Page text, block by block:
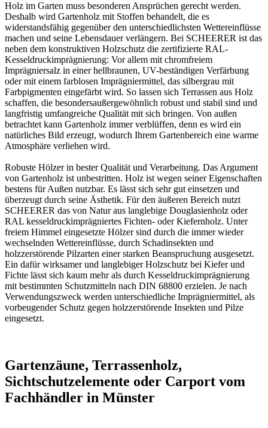
Holz im Garten muss besonderen Ansprüchen gerecht werden.
Deshalb wird Gartenholz mit Stoffen behandelt, die es
widerstandsfähig gegenüber den unterschiedlichsten Wettereinflüsse
machen und seine Lebensdauer verlängern. Bei SCHEERER ist das
neben dem konstruktiven Holzschutz die zertifizierte RAL-
Kesseldruckimprägnierung: Vor allem mit chromfreiem
Imprägniersalz in einer hellbraunen, UV-beständigen Verfärbung
oder mit einem farblosen Imprägniermittel, das silbergrau mit
Farbpigmenten eingefärbt wird. So lassen sich Terrassen aus Holz
schaffen, die besondersaußergewöhnlich robust und stabil sind und
langfristig umfangreiche Qualität mit sich bringen. Von außen
betrachtet kann Gartenholz immer verblüffen, denn es wird ein
natürliches Bild erzeugt, wodurch Ihrem Gartenbereich eine warme
Atmosphäre verliehen wird.
Robuste Hölzer in bester Qualität und Verarbeitung. Das Argument
von Gartenholz ist unbestritten. Holz ist wegen seiner Eigenschaften
bestens für Außen nutzbar. Es lässt sich sehr gut einsetzen und
überzeugt durch seine Ästhetik. Für den äußeren Bereich nutzt
SCHEERER das von Natur aus langlebige Douglasienholz oder
RAL kesseldruckimprägniertes Fichten- oder Kiefernholz. Unter
freiem Himmel eingesetzte Hölzer sind durch die immer wieder
wechselnden Wettereinflüsse, durch Schadinsekten und
holzzerstörende Pilzarten einer starken Beanspruchung ausgesetzt.
Ein dafür wirksamer und langlebiger Holzschutz bei Kiefer und
Fichte lässt sich kaum mehr als durch Kesseldruckimprägnierung
mit bestimmten Schutzmitteln nach DIN 68800 erzielen. Je nach
Verwendungszweck werden unterschiedliche Imprägniermittel, als
vorbeugender Schutz gegen holzzerstörende Insekten und Pilze
eingesetzt.
Gartenzäune, Terrassenholz,
Sichtschutzelemente oder Carport vom
Fachhändler in Münster